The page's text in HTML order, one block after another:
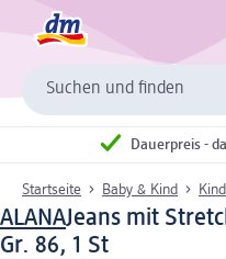
Suchen und finden
Dauerpreis -
Startseite Baby & Kind
ALANAJeans mit
Gr. 86, 1 St